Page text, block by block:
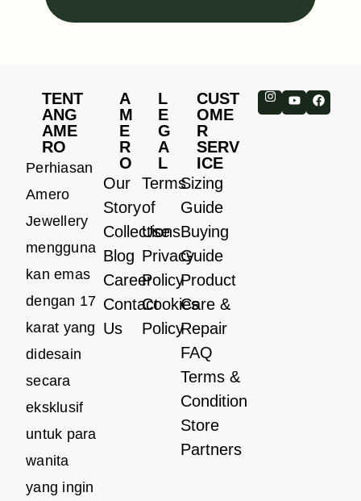
TENT
ANG
AME
RO
Perhiasan
Amero
Jewellery
mengguna
kan emas
dengan 17
karat yang
didesain
secara
eksklusif
untuk para
wanita
yang ingin
A
M
E
R
O
Our
Story
Collections
Blog
Career
Contact
Us
L
E
G
A
L
Terms
of
Use
Privacy
Policy
Cookies
Policy
CUST
OME
R
SERV
ICE
Sizing
Guide
Buying
Guide
Product
Care &
Repair
FAQ
Terms &
Condition
Store
Partners